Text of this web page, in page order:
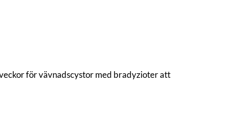
för vävnadscystor med bradyzioter att